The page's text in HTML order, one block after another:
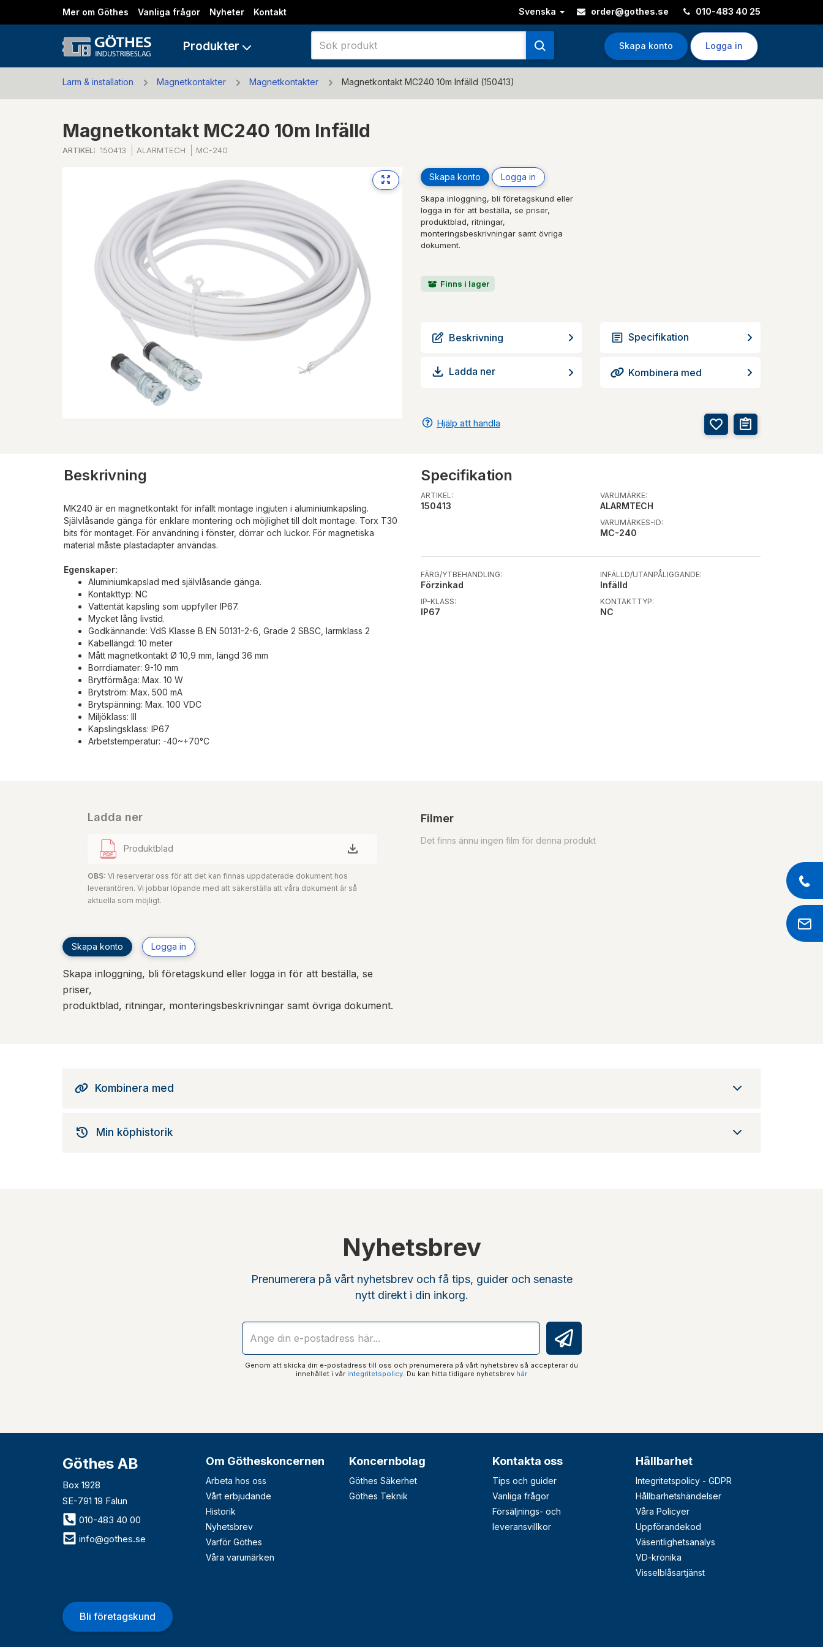
Mer om Göthes Vanliga frågor Nyheter Kontakt Svenska order@gothes.se 010-483 40 25
Skapa konto Logga in
Produkter
Larm & installation Magnetkontakter Magnetkontakter Magnetkontakt MC240 10m Infälld (150413)
Magnetkontakt MC240 10m Infälld
ARTIKEL: 150413 ALARMTECH MC-240
Skapa konto Logga in
Skapa inloggning, bli företagskund eller
logga in för att beställa, se priser,
produktblad, ritningar,
monteringsbeskrivningar samt övriga
dokument.
Finns i lager
Beskrivning Specifikation
Ladda ner Kombinera med
Hjälp att handla
Beskrivning
MK240 är en magnetkontakt för infällt montage ingjuten i aluminiumkapsling.
Självlåsande gänga för enklare montering och möjlighet till dolt montage. Torx T30
bits för montaget. För användning i fönster, dörrar och luckor. För magnetiska
material måste plastadapter användas.
Egenskaper:
Aluminiumkapslad med självlåsande gänga.
Kontakttyp: NC
Vattentät kapsling som uppfyller IP67.
Mycket lång livstid.
Godkännande: VdS Klasse B EN 50131-2-6, Grade 2 SBSC, larmklass 2
Kabellängd: 10 meter
Mått magnetkontakt Ø 10,9 mm, längd 36 mm
Borrdiamater: 9-10 mm
Brytförmåga: Max. 10 W
Brytström: Max. 500 mA
Brytspänning: Max. 100 VDC
Miljöklass: III
Kapslingsklass: IP67
Arbetstemperatur: -40~+70°C
Specifikation
ARTIKEL:
150413
VARUMÄRKE:
ALARMTECH
VARUMÄRKES-ID:
MC-240
FÄRG/YTBEHANDLING:
Förzinkad
IP-KLASS:
IP67
INFÄLLD/UTANPÅLIGGANDE:
Infälld
KONTAKTTYP:
NC
Ladda ner
Produktblad
OBS: Vi reserverar oss för att det kan finnas uppdaterade dokument hos
leverantören. Vi jobbar löpande med att säkerställa att våra dokument är så
aktuella som möjligt.
Skapa konto Logga in
Skapa inloggning, bli företagskund eller logga in för att beställa, se
priser,
produktblad, ritningar, monteringsbeskrivningar samt övriga dokument.
Filmer
Det finns ännu ingen film för denna produkt
Kombinera med
Min köphistorik
Nyhetsbrev
Prenumerera på vårt nyhetsbrev och få tips, guider och senaste
nytt direkt i din inkorg.
Genom att skicka din e-postadress till oss och prenumerera på vårt nyhetsbrev så accepterar du
innehållet i vår integritetspolicy. Du kan hitta tidigare nyhetsbrev här
Göthes AB
Box 1928
SE-791 19 Falun
010-483 40 00
info@gothes.se
Om Götheskoncernen
Arbeta hos oss
Vårt erbjudande
Historik
Nyhetsbrev
Varför Göthes
Våra varumärken
Koncernbolag
Göthes Säkerhet
Göthes Teknik
Kontakta oss
Tips och guider
Vanliga frågor
Försäljnings- och
leveransvillkor
Hållbarhet
Integritetspolicy - GDPR
Hållbarhetshändelser
Våra Policyer
Uppförandekod
Väsentlighetsanalys
VD-krönika
Visselblåsartjänst
Bli företagskund